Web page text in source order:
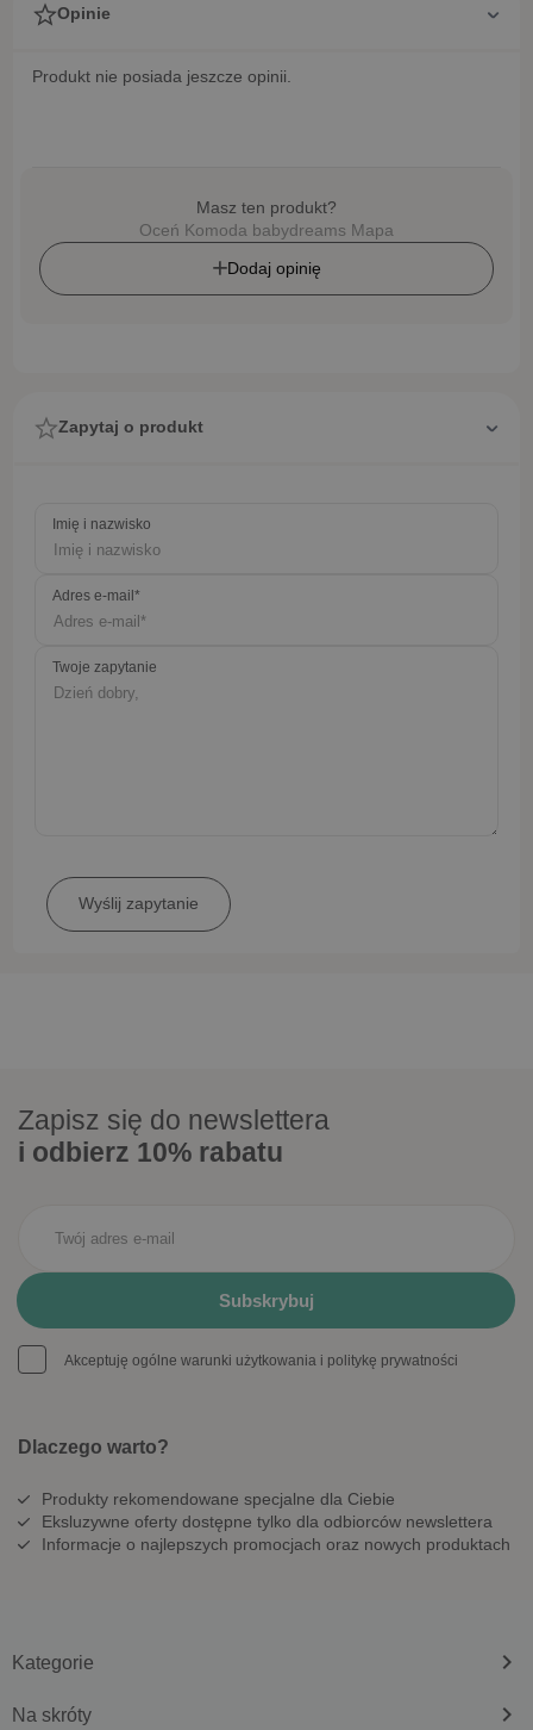
Opinie
Produkt nie posiada jeszcze opinii.
Masz ten produkt?
Oceń Komoda babydreams Mapa
Dodaj opinię
Zapytaj o produkt
Imię i nazwisko
Adres e-mail*
Twoje zapytanie
Zapisz się do newslettera
i odbierz 10% rabatu
Akceptuję ogólne warunki użytkowania i politykę prywatności
Dlaczego warto?
Produkty rekomendowane specjalne dla Ciebie
Eksluzywne oferty dostępne tylko dla odbiorców newslettera
Informacje o najlepszych promocjach oraz nowych produktach
Kategorie keyboard_arrow_right
Na skróty keyboard_arrow_right